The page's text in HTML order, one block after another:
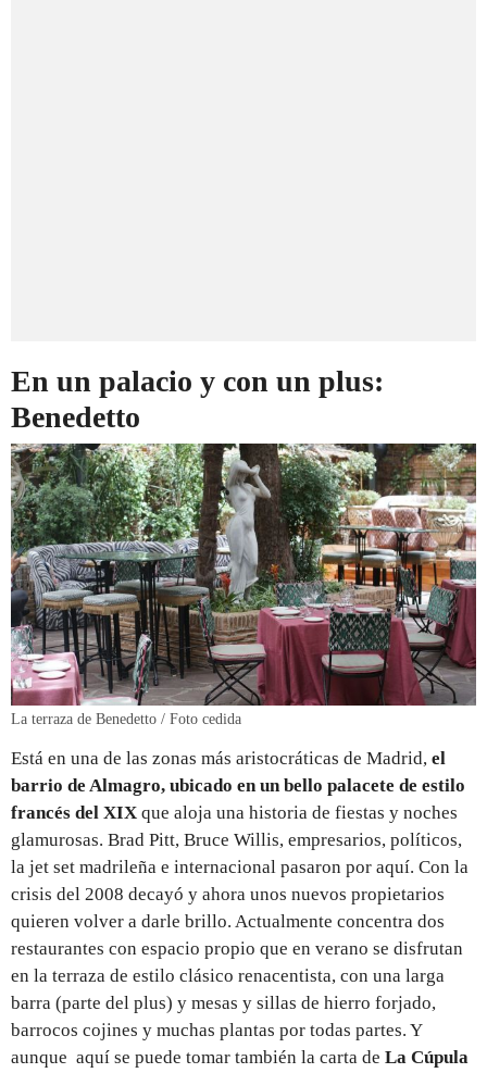
En un palacio y con un plus:
Benedetto
La terraza de Benedetto / Foto cedida
Está en una de las zonas más aristocráticas de Madrid, el
barrio de Almagro, ubicado en un bello palacete de estilo
francés del XIX que aloja una historia de fiestas y noches
glamurosas. Brad Pitt, Bruce Willis, empresarios, políticos,
la jet set madrileña e internacional pasaron por aquí. Con la
crisis del 2008 decayó y ahora unos nuevos propietarios
quieren volver a darle brillo. Actualmente concentra dos
restaurantes con espacio propio que en verano se disfrutan
en la terraza de estilo clásico renacentista, con una larga
barra (parte del plus) y mesas y sillas de hierro forjado,
barrocos cojines y muchas plantas por todas partes. Y
aunque aquí se puede tomar también la carta de La Cúpula